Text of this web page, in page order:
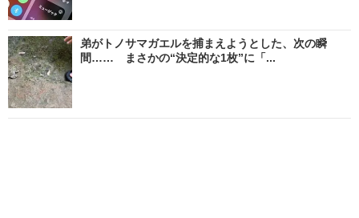
弟がトノサマガエルを捕まえようとした、次の瞬
間…… まさかの“決定的な1枚”に「...